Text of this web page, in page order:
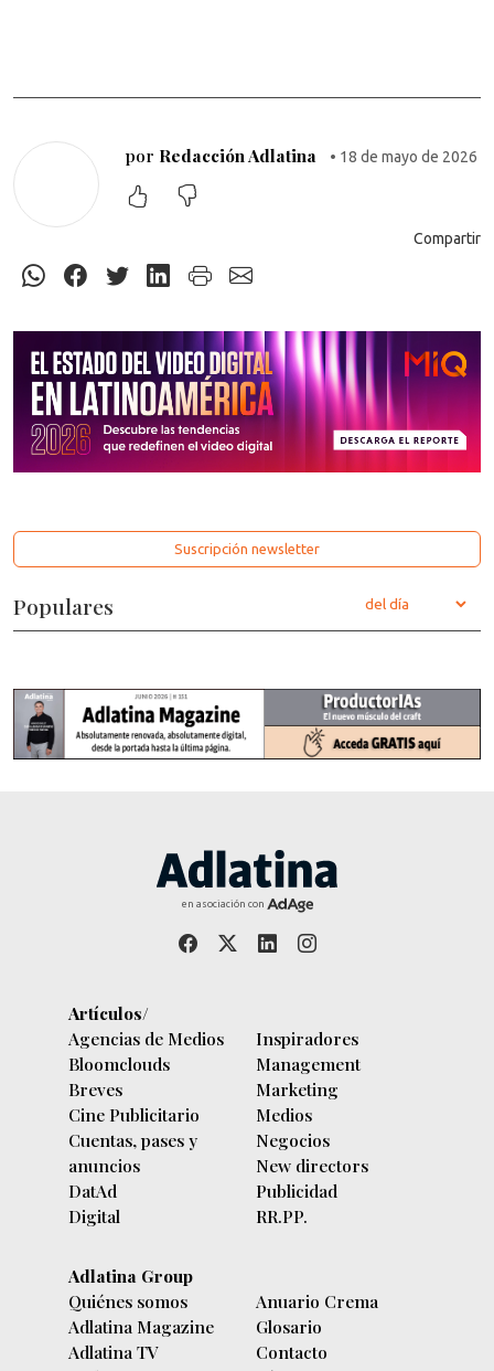
por Redacción Adlatina • 18 de mayo de 2026
Compartir
Suscripción newsletter
Populares
en asociación con
Artículos/
Agencias de Medios
Bloomclouds
Breves
Cine Publicitario
Cuentas, pases y
anuncios
DatAd
Digital
Inspiradores
Management
Marketing
Medios
Negocios
New directors
Publicidad
RR.PP.
Adlatina Group
Quiénes somos
Adlatina Magazine
Adlatina TV
Anuario Crema
Glosario
Contacto